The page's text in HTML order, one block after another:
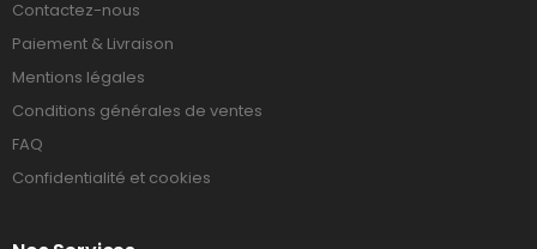
Contactez-nous
Paiement & Livraison
Mentions légales
Conditions générales de ventes
FAQ
Confidentialité et cookies